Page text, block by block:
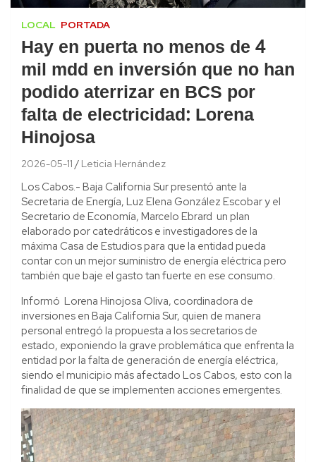
LOCAL PORTADA
Hay en puerta no menos de 4
mil mdd en inversión que no han
podido aterrizar en BCS por
falta de electricidad: Lorena
Hinojosa
2026-05-11 Leticia Hernández
Los Cabos.- Baja California Sur presentó ante la
Secretaria de Energía, Luz Elena González Escobar y el
Secretario de Economía, Marcelo Ebrard un plan
elaborado por catedráticos e investigadores de la
máxima Casa de Estudios para que la entidad pueda
contar con un mejor suministro de energía eléctrica pero
también que baje el gasto tan fuerte en ese consumo.
Informó Lorena Hinojosa Oliva, coordinadora de
inversiones en Baja California Sur, quien de manera
personal entregó la propuesta a los secretarios de
estado, exponiendo la grave problemática que enfrenta la
entidad por la falta de generación de energía eléctrica,
siendo el municipio más afectado Los Cabos, esto con la
finalidad de que se implementen acciones emergentes.